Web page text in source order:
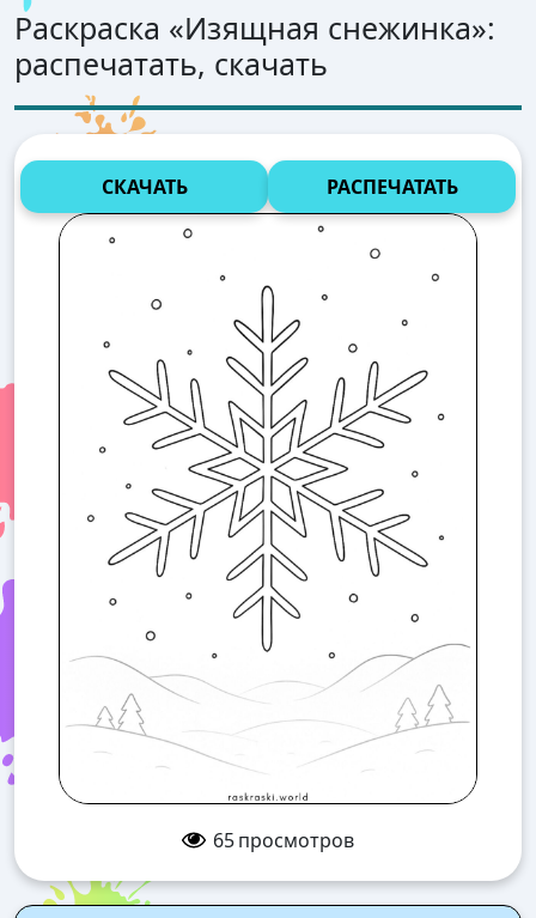
Раскраска «Изящная снежинка»:
распечатать, скачать
СКАЧАТЬ РАСПЕЧАТАТЬ
65просмотров